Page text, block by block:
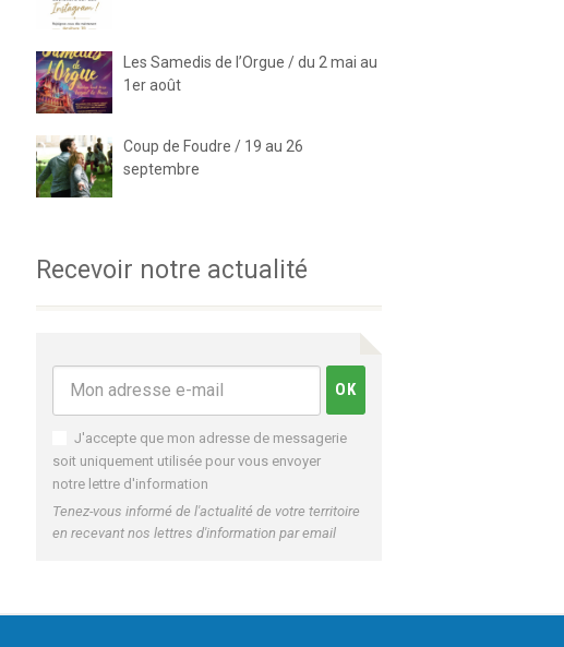
Les Samedis de l’Orgue / du 2 mai au
1er août
Coup de Foudre / 19 au 26
septembre
Recevoir notre actualité
J'accepte que mon adresse de messagerie
soit uniquement utilisée pour vous envoyer
notre lettre d'information
Tenez-vous informé de l'actualité de votre territoire
en recevant nos lettres d'information par email